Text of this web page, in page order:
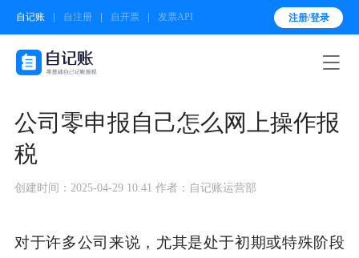
自记账 自注册 自开票 发票API 注册/登录

公司零申报自己怎么网上操作报
税
创建时间：2025-04-29 10:41 作者：自记账运营部
对于许多公司来说，尤其是处于初期或特殊阶段